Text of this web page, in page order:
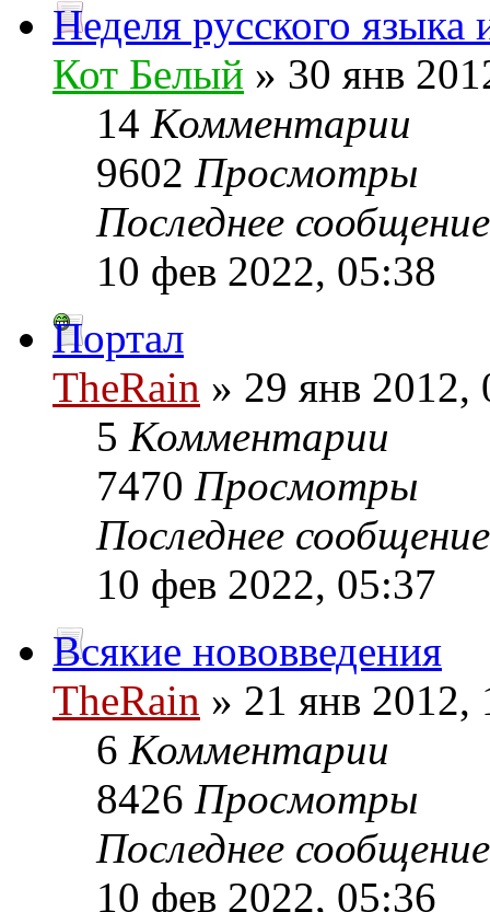
Неделя русского языка
Кот Белый » 30 янв
14 Комментарии
9602 Просмотры
Последнее
10 фев 2022, 05:38
Портал
TheRain » 29 янв 2012,
5 Комментарии
7470 Просмотры
Последнее
10 фев 2022, 05:37
Всякие нововведения
TheRain » 21 янв 2012,
6 Комментарии
8426 Просмотры
Последнее
10 фев 2022, 05:36